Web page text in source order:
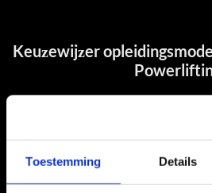
Toestemming Details